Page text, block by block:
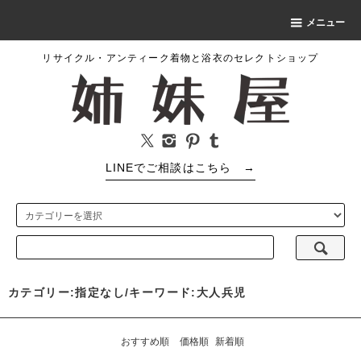
メニュー
リサイクル・アンティーク着物と浴衣のセレクトショップ
LINEでご相談はこちら →
カテゴリー:指定なし/キーワード:大人兵児
おすすめ順 価格順 新着順